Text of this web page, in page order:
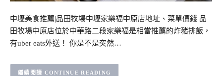
中壢美食推薦|品田牧場中壢家樂福中原店地址、菜單價錢 品
田牧場中原店位於中華路二段家樂福是相當推薦的炸豬排飯，
有uber eats外送！ 你是不是突然…
CONTINUE READING